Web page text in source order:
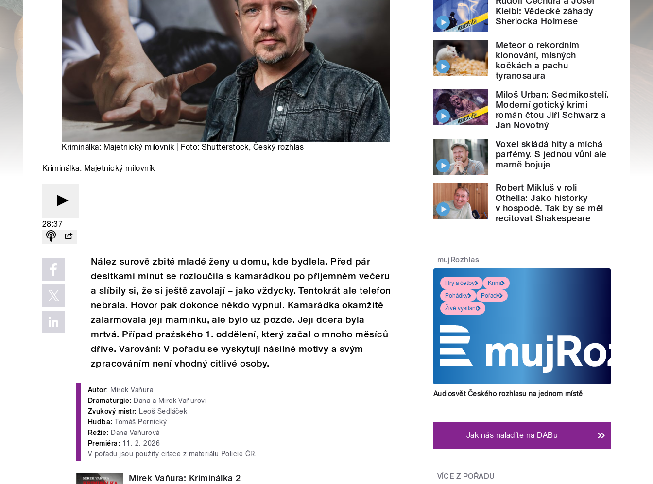
Kriminálka: Majetnický milovník | Foto: Shutterstock, Český rozhlas
Kriminálka: Majetnický milovník
28:37
Nález surově zbité mladé ženy u domu, kde bydlela. Před pár
desítkami minut se rozloučila s kamarádkou po příjemném večeru
a slíbily si, že si ještě zavolají – jako vždycky. Tentokrát ale telefon
nebrala. Hovor pak dokonce někdo vypnul. Kamarádka okamžitě
zalarmovala její maminku, ale bylo už pozdě. Její dcera byla
mrtvá. Případ pražského 1. oddělení, který začal o mnoho měsíců
dříve. Varování: V pořadu se vyskytují násilné motivy a svým
zpracováním není vhodný citlivé osoby.
Autor: Mirek Vaňura
Dramaturgie: Dana a Mirek Vaňurovi
Zvukový mistr: Leoš Sedláček
Hudba: Tomáš Pernický
Režie: Dana Vaňurová
Premiéra: 11. 2. 2026
V pořadu jsou použity citace z materiálu Policie ČR.
Mirek Vaňura: Kriminálka 2
Kleibl: Vědecké záhady
Sherlocka Holmese
Meteor o rekordním
klonování, mlsných
kočkách a pachu
tyranosaura
Miloš Urban: Sedmikostelí.
Moderní gotický krimi
román čtou Jiří Schwarz a
Jan Novotný
Voxel skládá hity a míchá
parfémy. S jednou vůní ale
marně bojuje
Robert Mikluš v roli
Othella: Jako historky
v hospodě. Tak by se měl
recitovat Shakespeare
mujRozhlas
Hry a četby
Krimi
Pohádky
Pořady
Živé vysílání
Audiosvět Českého rozhlasu na jednom místě
Jak nás naladíte na DABu
VÍCE Z POŘADU